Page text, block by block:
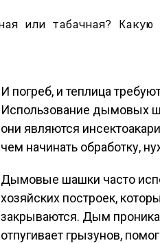
И погреб, и теплица
Использование дымовых
они являются
чем начинать обработку,
Дымовые шашки часто
хозяйских построек,
закрываются. Дым
отпугивает грызунов,